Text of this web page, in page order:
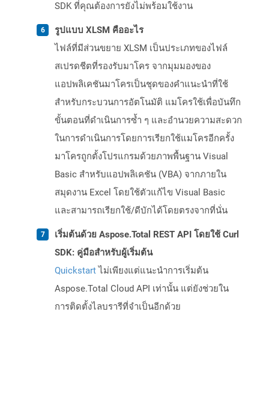
SDK ที่คุณต้องการยังไม่พร้อมใช้งาน
รูปแบบ XLSM คืออะไร
ไฟล์ที่มีส่วนขยาย XLSM เป็นประเภทของไฟล์
สเปรดชีตที่รองรับมาโคร จากมุมมองของ
แอปพลิเคชันมาโครเป็นชุดของคำแนะนำที่ใช้
สำหรับกระบวนการอัตโนมัติ แมโครใช้เพื่อบันทึก
ขั้นตอนที่ดำเนินการซ้ำ ๆ และอำนวยความสะดวก
ในการดำเนินการโดยการเรียกใช้แมโครอีกครั้ง
มาโครถูกตั้งโปรแกรมด้วยภาพพื้นฐาน Visual
Basic สำหรับแอปพลิเคชัน (VBA) จากภายใน
สมุดงาน Excel โดยใช้ตัวแก้ไข Visual Basic
และสามารถเรียกใช้/ดีบักได้โดยตรงจากที่นั่น
เริ่มต้นด้วย Aspose.Total REST API โดยใช้ Curl
SDK: คู่มือสำหรับผู้เริ่มต้น
Quickstartไม่เพียงแต่แนะนำการเริ่มต้น
Aspose.Total Cloud API เท่านั้น แต่ยังช่วยใน
การติดตั้งไลบรารีที่จำเป็นอีกด้วย